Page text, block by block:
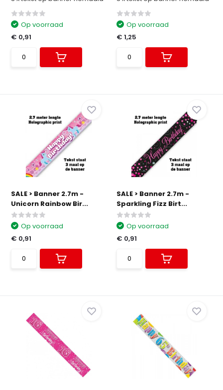
Op voorraad
€ 0,91
Op voorraad
€ 1,25
SALE > Banner 2.7m -
Unicorn Rainbow Bir...
Op voorraad
€ 0,91
SALE > Banner 2.7m -
Sparkling Fizz Birt...
Op voorraad
€ 0,91